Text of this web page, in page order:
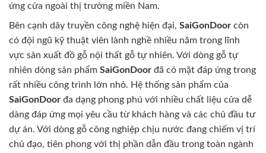
ứng cửa ngoài thị trường miền Nam.
Bên cạnh dây truyền công nghệ hiện đại, SaiGonDoor còn
có đội ngũ kỹ thuật viên lành nghề nhiều năm trong lĩnh
vực sản xuất đồ gỗ nội thất gỗ tự nhiên. Với dòng gỗ tự
nhiên dòng sản phẩm SaiGonDoor đã có mặt đáp ứng trong
rất nhiều công trình lớn nhỏ. Hệ thống sản phẩm của
SaiGonDoor đa dạng phong phú với nhiều chất liệu cửa dễ
dàng đáp ứng mọi yêu cầu từ khách hàng và các chủ đầu tư
dự án. Với dòng gỗ công nghiệp chịu nước đang chiếm vị trí
chủ đạo, tiên phong với thị phần dẫn đầu trong toàn ngành